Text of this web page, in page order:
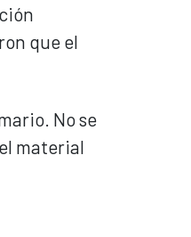
que el
No se
material